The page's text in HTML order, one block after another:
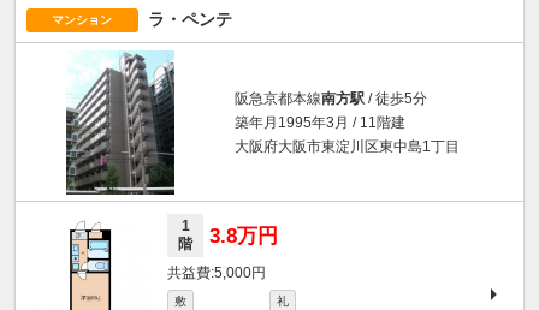
マンション ラ・ペンテ
阪急京都本線南方駅 / 徒歩5分
築年月1995年3月 / 11階建
大阪府大阪市東淀川区東中島1丁目
1
階
3.8万円
5,000円
敷 礼